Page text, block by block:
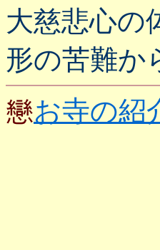
大慈悲心の
形の苦難か
戀お寺の紹